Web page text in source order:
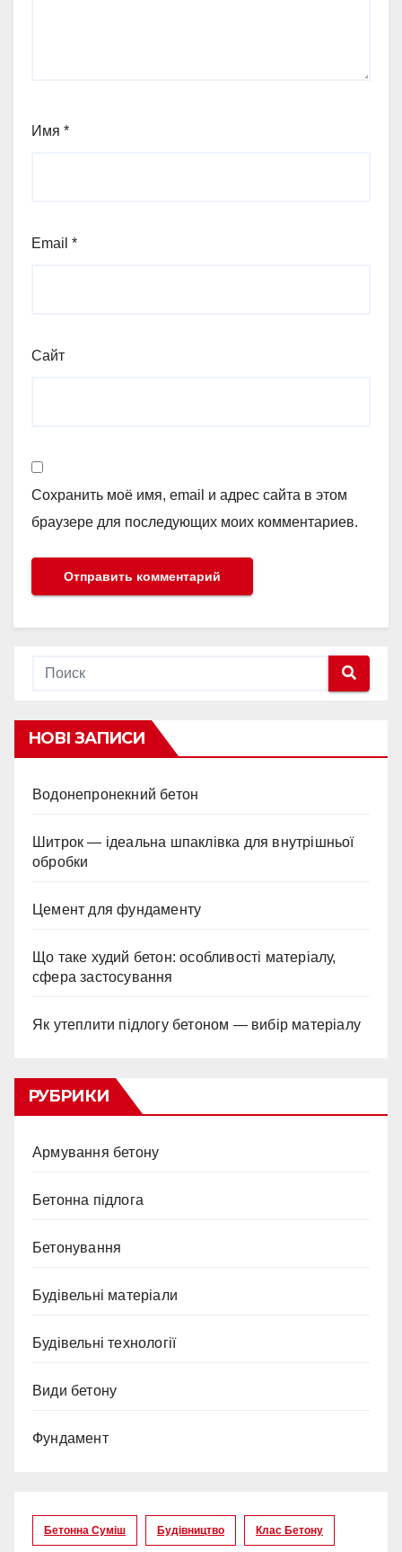
Имя *
Email *
Сайт
Сохранить моё имя, email и адрес сайта в этом
браузере для последующих моих комментариев.
НОВІ ЗАПИСИ
Водонепронекний бетон
Шитрок — ідеальна шпаклівка для внутрішньої
обробки
Цемент для фундаменту
Що таке худий бетон: особливості матеріалу,
сфера застосування
Як утеплити підлогу бетоном — вибір матеріалу
РУБРИКИ
Армування бетону
Бетонна підлога
Бетонування
Будівельні матеріали
Будівельні технології
Види бетону
Фундамент
Бетонна Суміш Будівництво Клас Бетону